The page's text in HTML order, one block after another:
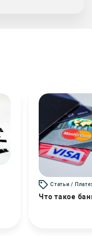
Статьи /
Что такое